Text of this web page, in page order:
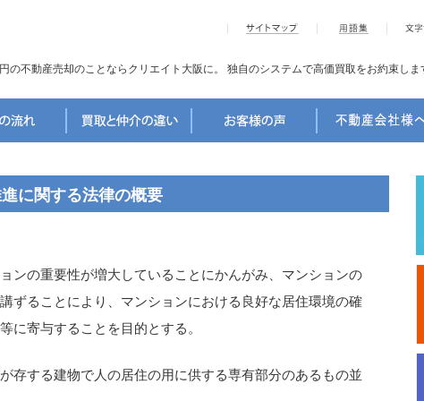
の不動産売却のことならクリエイト大阪に。 独自のシステムで高価買取をお約束しま
に関する法律の概要
ンの重要性が増大していることにかんがみ、マンションの
ずることにより、マンションにおける良好な居住環境の確
に寄与することを目的とする。
する建物で人の居住の用に供する専有部分のあるもの並